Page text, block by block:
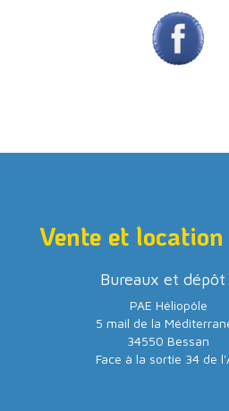
Vente et
Bureaux et dépôt
PAE Héliopôle
5 mail de la
34550 Bessan
Face à la sortie 34 de